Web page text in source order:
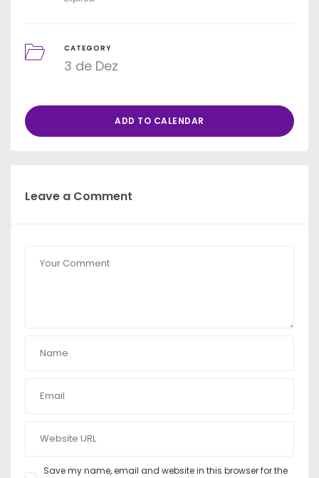
CATEGORY
3 de Dez
ADD TO CALENDAR
Leave a Comment
Save my name, email and website in this browser for the